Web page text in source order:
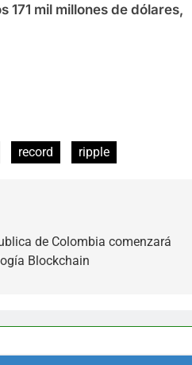
171 mil millones de dólares,
record ripple
de Colombia comenzará
Blockchain